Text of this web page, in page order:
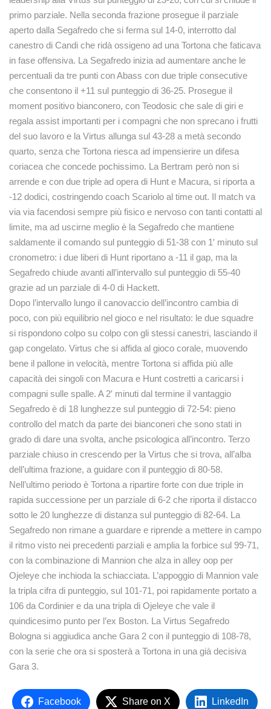
primo parziale. Nella seconda frazione prosegue il parziale
aperto dalla Segafredo che si ferma sul 14-0, interrotto dal
canestro di Candi che ridà ossigeno ad una Tortona che faticava
in fase offensiva. La Segafredo inizia ad aumentare anche le
percentuali da tre punti con Abass con due triple consecutive
che consentono il +11 sul punteggio di 36-25. Prosegue il
moment positivo bianconero, con Teodosic che sale di giri e
regala assist importanti per i compagni che non sprecano i frutti
del suo lavoro e la Virtus allunga sul 43-28 a metà secondo
quarto, senza che Tortona riesca ad impensierire un difesa
coriacea che concede pochissimo. La Bertram però non si
arrende e con due triple ad opera di Hunt e Macura, si riporta a
-12 dodici, costringendo coach Scariolo al time out. Il match va
via via facendosi sempre più fisico e nervoso con tanti contatti al
limite, ma ad uscirne meglio è la Segafredo che mantiene
saldamente il comando sul punteggio di 51-38 con 1′ minuto sul
cronometro: i due liberi di Hunt riportano a -11 il gap, ma la
Segafredo chiude avanti all’intervallo sul punteggio di 55-40
grazie ad un parziale di 4-0 di Hackett.
Dopo l’intervallo lungo il canovaccio dell’incontro cambia di
poco, con più equilibrio nel gioco e nel risultato: le due squadre
si rispondono colpo su colpo con gli stessi canestri, lasciando il
gap congelato. Virtus che si affida al gioco corale, muovendo
bene il pallone in velocità, mentre Tortona si affida più alle
capacità dei singoli con Macura e Hunt costretti a caricarsi i
compagni sulle spalle. A 2′ minuti dal termine il vantaggio
Segafredo è di 18 lunghezze sul punteggio di 72-54: pieno
controllo del match da parte dei bianconeri che sono stati in
grado di dare una svolta, anche psicologica all’incontro. Terzo
parziale chiuso in crescendo per la Virtus che si trova, all’alba
dell’ultima frazione, a guidare con il punteggio di 80-58.
Nell’ultimo periodo è Tortona a ripartire forte con due triple in
rapida successione per un parziale di 6-2 che riporta il distacco
sotto le 20 lunghezze di distanza sul punteggio di 82-64. La
Segafredo non rimane a guardare e riprende a mettere in campo
il ritmo visto nei precedenti parziali e amplia la forbice sul 99-71,
con la combinazione di Mannion che alza in alley oop per
Ojeleye che inchioda la schiacciata. L’appoggio di Mannion vale
la tripla cifra di punteggio, sul 101-71, poi rapidamente portato a
106 da Cordinier e da una tripla di Ojeleye che vale il
quindicesimo punto per l’ex Boston. La Virtus Segafredo
Bologna si aggiudica anche Gara 2 con il punteggio di 108-78,
con la serie che ora si sposterà a Tortona in una già decisiva
Gara 3.
Facebook Share on X LinkedIn